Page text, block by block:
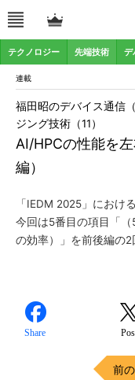
テクノロジー 先端技術 デ
連載
AI/HPCの性能を
編）
福田昭のデバイス通信
ジング技術（11）
「IEDM 2025」におけ
今回は5番目の項目「
の効率）」を前後編の2
Share
前